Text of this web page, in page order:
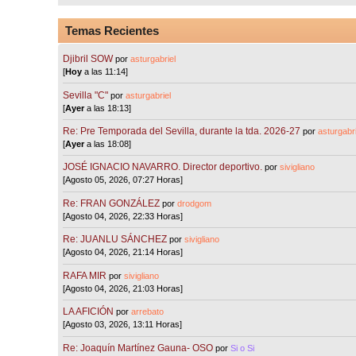
Temas Recientes
Djibril SOW porasturgabriel
[Hoy a las 11:14]
Sevilla "C"porasturgabriel
[Ayera las 18:13]
Re: Pre Temporada del Sevilla, durante la tda. 2026-27 por
[Ayera las 18:08]
JOSÉ IGNACIO NAVARRO. Director deportivo. porsivigliano
[Agosto 05, 2026, 07:27 Horas]
Re: FRAN GONZÁLEZ pordrodgom
[Agosto 04, 2026, 22:33 Horas]
Re: JUANLU SÁNCHEZ porsivigliano
[Agosto 04, 2026, 21:14 Horas]
RAFA MIR porsivigliano
[Agosto 04, 2026, 21:03 Horas]
LA AFICIÓN porarrebato
[Agosto 03, 2026, 13:11 Horas]
Re: Joaquín Martínez Gauna- OSO porSi o Si